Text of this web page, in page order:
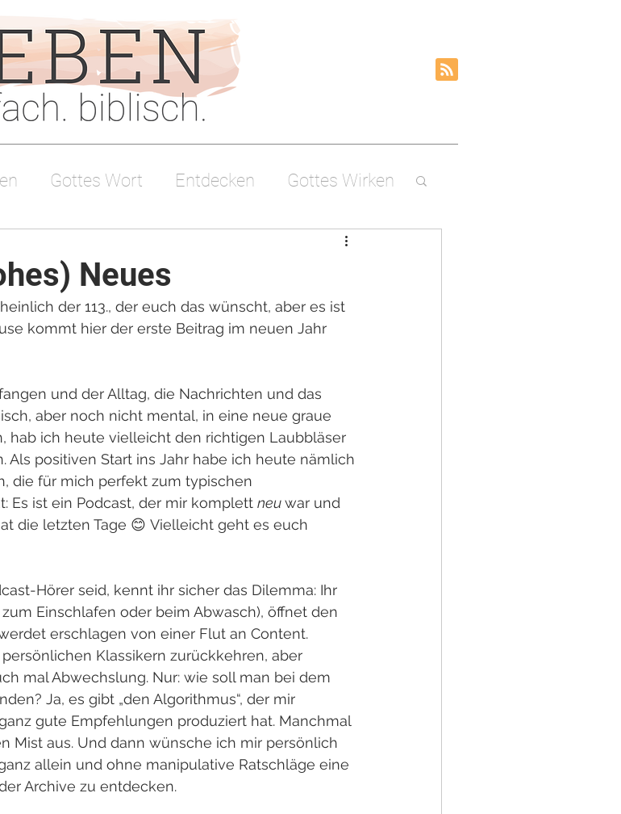
Gottes Wort Entdecken Gottes Wirken
Neues
der 113., der euch das wünscht, aber es ist
kommt hier der erste Beitrag im neuen Jahr
und der Alltag, die Nachrichten und das
aber noch nicht mental, in eine neue graue
hab ich heute vielleicht den richtigen Laubbläser
Als positiven Start ins Jahr habe ich heute nämlich
die für mich perfekt zum typischen
Es ist ein Podcast, der mir komplett neu war und
die letzten Tage 😊 Vielleicht geht es euch
Hörer seid, kennt ihr sicher das Dilemma: Ihr
Einschlafen oder beim Abwasch), öffnet den
erschlagen von einer Flut an Content.
Klassikern zurückkehren, aber
mal Abwechslung. Nur: wie soll man bei dem
Ja, es gibt „den Algorithmus“, der mir
gute Empfehlungen produziert hat. Manchmal
Mist aus. Und dann wünsche ich mir persönlich
allein und ohne manipulative Ratschläge eine
Archive zu entdecken.